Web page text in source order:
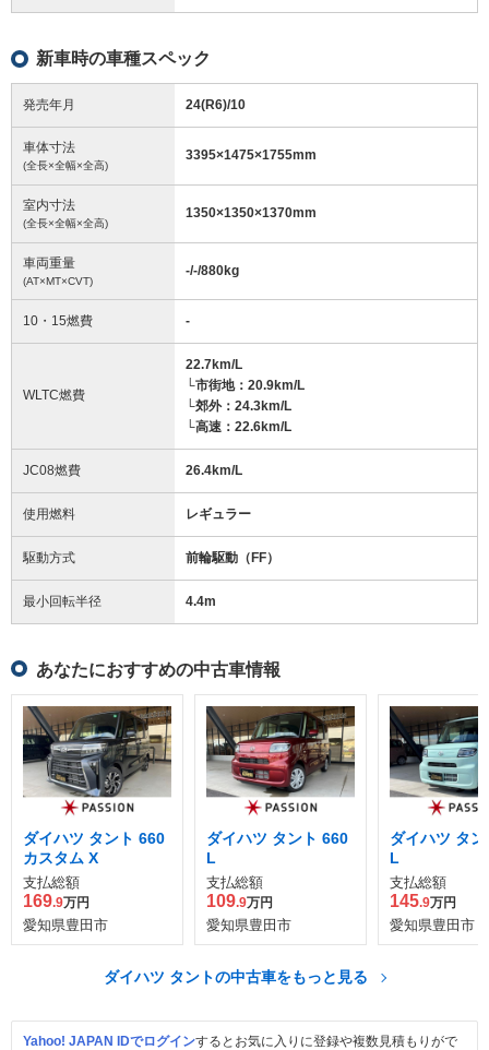
新車時の車種スペック
発売年月 24(R6)/10
車体寸法
(全長×全幅×全高)
3395×1475×1755mm
室内寸法
(全長×全幅×全高)
1350×1350×1370mm
車両重量
(AT×MT×CVT)
-/-/880kg
10・15燃費 -
WLTC燃費
22.7km/L
└市街地：20.9km/L
└郊外：24.3km/L
└高速：22.6km/L
JC08燃費 26.4km/L
使用燃料 レギュラー
駆動方式 前輪駆動（FF）
最小回転半径 4.4m
あなたにおすすめの中古車情報
ダイハツ タント 660
カスタム X
支払総額
169.9万円
愛知県豊田市
ダイハツ タント 660
L
支払総額
109.9万円
愛知県豊田市
ダイハツ タ
L
支払総額
145.9万円
愛知県豊田市
ダイハツ タントの中古車をもっと見る
Yahoo! JAPAN IDでログインするとお気に入りに登録や複数見積もりがで